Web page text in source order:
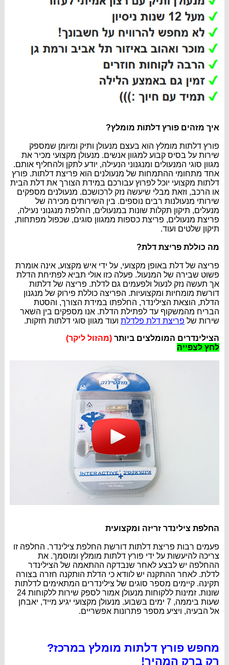
איך מזהים פורץ דלתות מומלץ?
פורץ דלתות מומלץ הוא בעצם מנעולן ותיק ומיומן שמספק
שירות על בסיס קבוע למגוון אנשים. מנעולן מקצועי מכיר את
מגוון סוגי המנעולים ומנגנוני הנעילה, יודע לתקן ולהחליף אותם.
אחד מתחומי ההתמחות של מנעולנים הוא פריצת דלתות. פורץ
דלתות מקצועי יוכל לפרוץ עבורכם במידת הצורך את דלת הבית
או הרכב, וזאת מבלי שיעשה נזק לרכושכם. מנעולנים מספקים
שירותי מנעולנות רבים נוספים. בין השירותים מכירה של
מנעלים, תיקון תקלות שונות במנעולים, החלפת מנגנוני נעילה,
פריצת מנעולים, פריצת כספות ממגוון סוגים, שכפול מפתחות,
תיקון שלטים ועוד.
מה כוללת פריצת דלת?
פריצה של דלת באופן מקצועי, על ידי איש מקצוע, אינה אומרת
פשוט שבירה של המנעול. פעלה כזו אולי תביא לפתיחת הדלת
אך תעשה נזק לנעול ולפעמים גם לדלת. פריצה של דלתות
דורשת מומחיות ומקצועיות. הפריצה כוללת פירוק של מנגנון
הדלת, הוצאת הצילינדר, החלפתו במידת הצורך, והסטת
הבריח מהמשקוף עד לפתילת הדלת. אנו מספקים בין השאר
שירות של פריצת דלת פלדלתועוד מגוון סוגי דלתות חזקות.
הצילינדרים המומלצים ביותר (מהזול ליקר)
לחץ לצפייה
החלפת צילינדר זריזה ומקצועית
פעמים רבות פריצת דלתות דורשת החלפת צילינדר. החלפה זו
צריכה להיעשות על ידי פורץ דלתות מומלץ ומוסמך. את
ההחלפה יש לבצע לאחר שנבדקה ההתאמה של הצילינדר
לדלת. לאחר ההתקנה יש לוודא כי הדלת הותקנה חזרה בצורה
תקינה. קיימים מספר סוגים של צילינדרים המתאימים לדלתות
שונות. זמינות ללקוחות מנעולן אמור לספק שירות ללקוחות 24
שעות ביממה, 7 ימים בשבוע. מנעולן מקצועי יגיע מייד, יאבחן
אל הבעיה, ויציע מספר פתרונות אפשריים.
מחפש פורץ דלתות מומלץ במרכז?
רק ברק המהיר!